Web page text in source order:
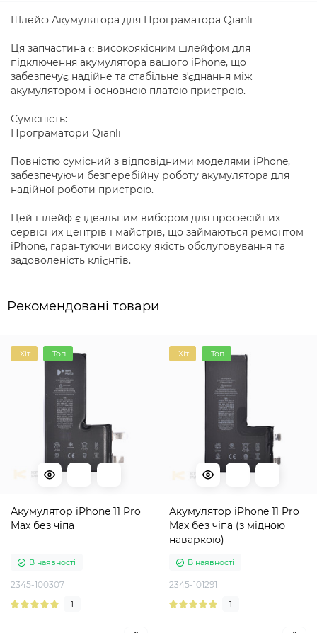
Шлейф Акумулятора для Програматора Qianli
Ця запчастина є високоякісним шлейфом для
підключення акумулятора вашого iPhone, що
забезпечує надійне та стабільне зʼєднання між
акумулятором і основною платою пристрою.
Сумісність:
Програматори Qianli
Повністю сумісний з відповідними моделями iPhone,
забезпечуючи безперебійну роботу акумулятора для
надійної роботи пристрою.
Цей шлейф є ідеальним вибором для професійних
сервісних центрів і майстрів, що займаються ремонтом
iPhone, гарантуючи високу якість обслуговування та
задоволеність клієнтів.
Рекомендовані товари
Хіт Топ
Акумулятор iPhone 11 Pro
Max без чіпа
В наявності
2345-100307
1
Хіт Топ
Акумулятор iPhone 11 Pro
Max без чіпа (з мідною
наваркою)
В наявності
2345-101291
1